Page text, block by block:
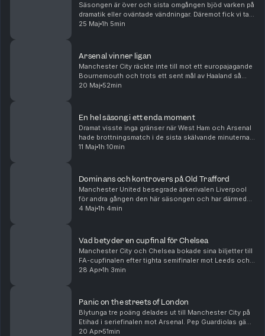
Säsongen är över och sista omgången bjöd varken på
dramatik eller oväntade vändningar. Däremot fick vi ta
avsked av några riktiga ikoner. Vi tar ut säsongens
25 Maj 1h 5min
Arsenal vinner ligan
Manchester City räckte inte till mot ett europajagande
Bournemouth och trots ett sent mål av Haaland så
kunde Arsenal titulera sig ligavinnare med en omgång
20 Maj 52min
En hel säsong i ett enda moment
Dramat visste inga gränser när West Ham och Arsenal
hade brottningsmatch i de sista skälvande minuterna
av söndagens drabbning. För Arsenal fanns en titel
11 Maj 1h 10min
Dominans och kontrovers på Old Trafford
Manchester United besegrade ärkerivalen Liverpool
för andra gången den här säsongen och har därmed
matematiskt säkrat sin medverkan i nästa säsongs
4 Maj 1h 4min
Vad betyder en cupfinal för Chelsea
Manchester City och Chelsea bokade sina biljetter till
FA-cupfinalen efter tighta semifinaler mot Leeds och
Southampton respektive. Vi pratar tränarbyten och
28 Apr 1h 3min
Panic on the streets of London
Blytunga tre poäng delades ut till Manchester City på
Etihad i seriefinalen mot Arsenal. Pep Guardiolas gäng
har därmed hämtat upp Arsenals försprång och får nu
20 Apr 51min